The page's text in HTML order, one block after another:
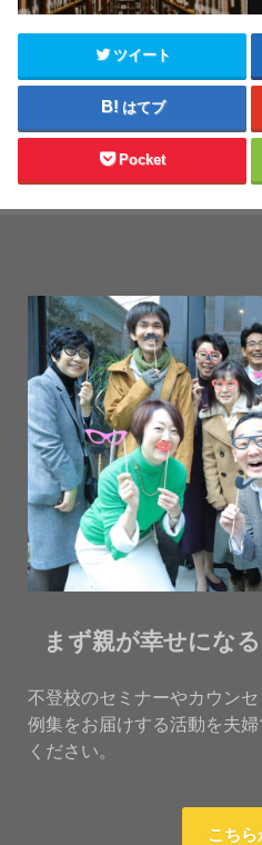
ツイート
はてブ
Pocket
まず親が幸せにな
不登校のセミナーやカウン
例集をお届けする活動を夫
ください。
こちら